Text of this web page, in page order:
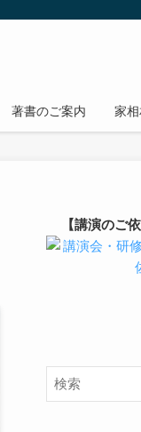
著書のご案内 家
【講演のご